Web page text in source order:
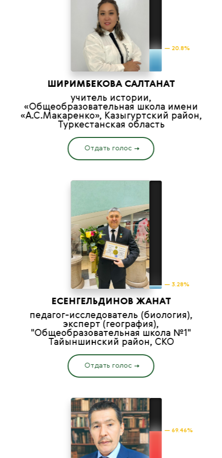
— 20.8%
ШИРИМБЕКОВА САЛТАНАТ
учитель истории,
«Общеобразовательная школа имени
«А.С.Макаренко», Казыгуртский район,
Туркестанская область
Отдать голос
— 3.28%
ЕСЕНГЕЛЬДИНОВ ЖАНАТ
педагог-исследователь (биология),
эксперт (география),
"Общеобразовательная школа №1"
Тайыншинский район, СКО
Отдать голос
— 69.46%